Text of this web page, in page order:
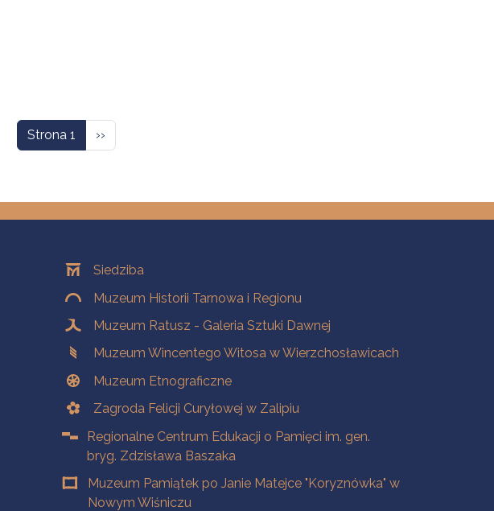
Strona 1 Następna strona
››
OddziałySiedziba
Muzeum Historii Tarnowa i Regionu
Muzeum Ratusz - Galeria Sztuki Dawnej
Muzeum Wincentego Witosa w Wierzchosławicach
Muzeum Etnograficzne
Zagroda Felicji Curyłowej w Zalipiu
Regionalne Centrum Edukacji o Pamięci im. gen.
bryg. Zdzisława Baszaka
Muzeum Pamiątek po Janie Matejce "Koryznówka" w
Nowym Wiśniczu